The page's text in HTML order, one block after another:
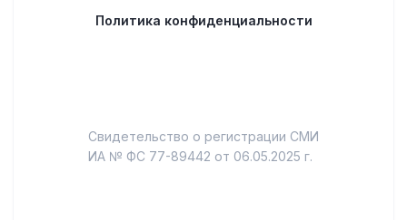
Политика конфиденциальности
Свидетельство о регистрации СМИ
ИА № ФС 77-89442 от 06.05.2025 г.